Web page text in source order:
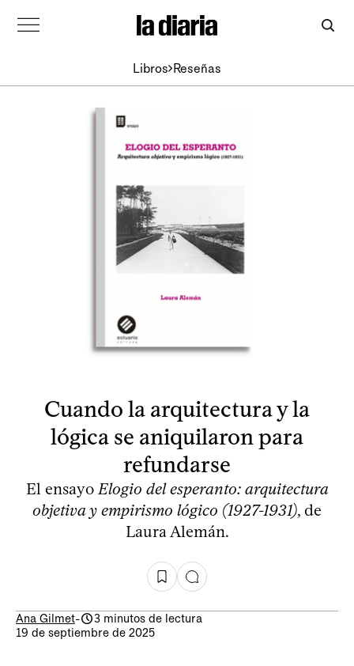
Libros Reseñas
Cuando la arquitectura y la
lógica se aniquilaron para
refundarse
El ensayoElogio del esperanto: arquitectura
objetiva y empirismo lógico (1927-1931), de
Laura Alemán.
Ana Gilmet-
3 minutos de lectura
19 de septiembre de 2025